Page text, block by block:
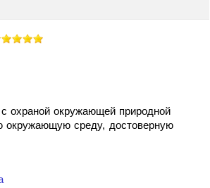
охраной окружающей природной
окружающую среду, достоверную